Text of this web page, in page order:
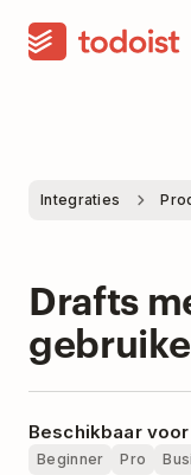
Integraties
Drafts
Beschikbaar voor
Beginner Pro